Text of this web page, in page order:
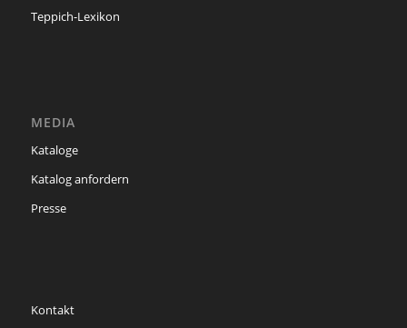
Teppich-Lexikon
MEDIA
Kataloge
Katalog anfordern
Presse
Kontakt